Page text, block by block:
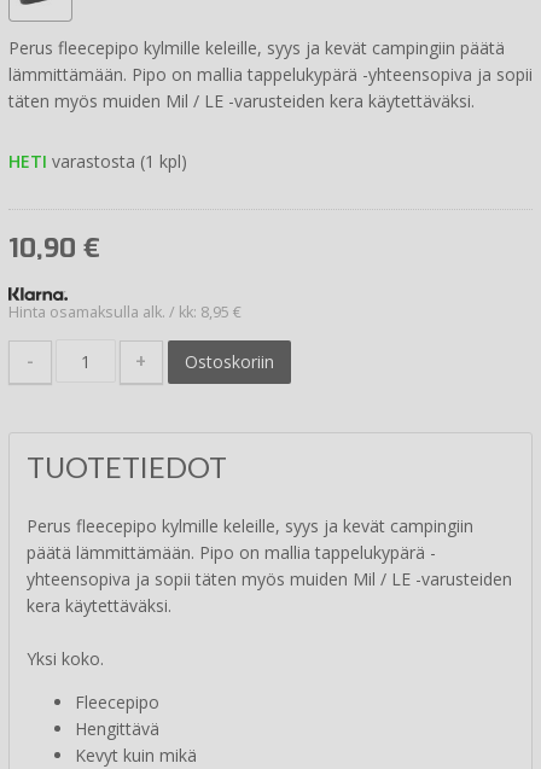
Perus fleecepipo kylmille keleille, syys ja kevät campingiin päätä
lämmittämään. Pipo on mallia tappelukypärä -yhteensopiva ja sopii
täten myös muiden Mil / LE -varusteiden kera käytettäväksi.
HETI varastosta (1 kpl)
10,90 €
Hinta osamaksulla alk. / kk: 8,95 €
- + Ostoskoriin
TUOTETIEDOT
Perus fleecepipo kylmille keleille, syys ja kevät campingiin
päätä lämmittämään. Pipo on mallia tappelukypärä -
yhteensopiva ja sopii täten myös muiden Mil / LE -varusteiden
kera käytettäväksi.
Yksi koko.
Fleecepipo
Hengittävä
Kevyt kuin mikä